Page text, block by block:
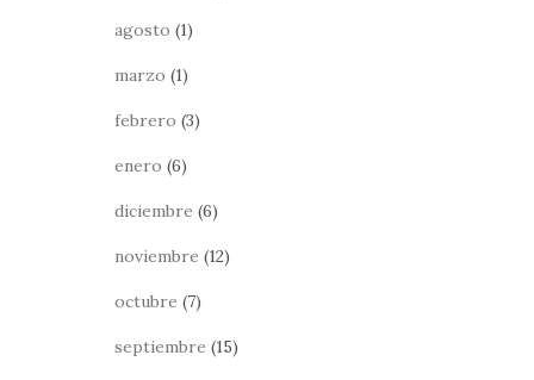
agosto (1)
marzo (1)
febrero (3)
enero (6)
diciembre (6)
noviembre (12)
octubre (7)
septiembre (15)